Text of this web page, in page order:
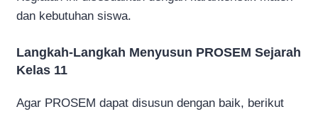
dan kebutuhan siswa.
Langkah-Langkah Menyusun PROSEM Sejarah
Kelas 11
Agar PROSEM dapat disusun dengan baik, berikut